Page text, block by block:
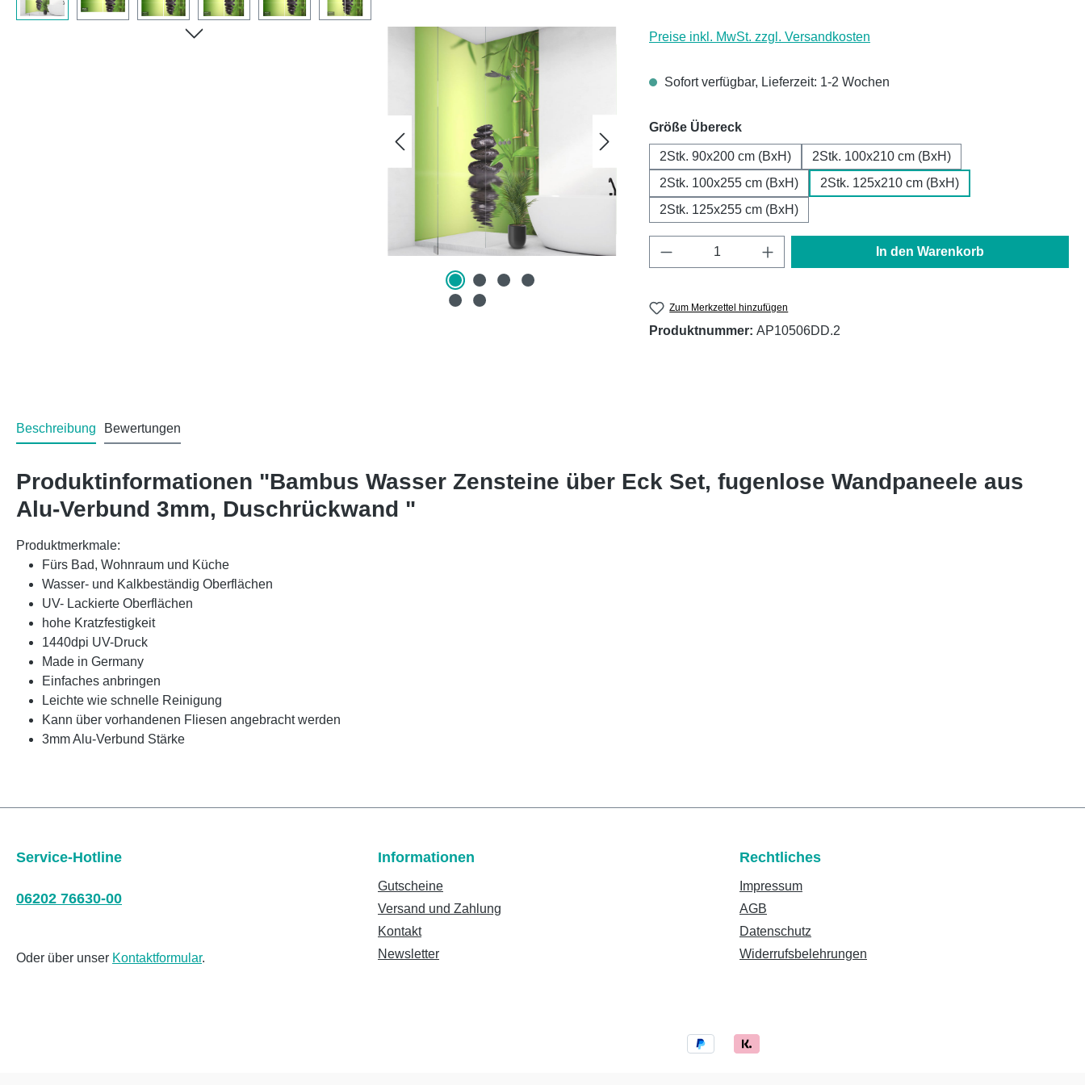
Preise inkl. MwSt. zzgl. Versandkosten
Sofort verfügbar, Lieferzeit: 1-2 Wochen
Größe Übereckauswählen
2Stk. 90x200 cm (BxH)
2Stk. 100x210 cm (BxH)
2Stk. 100x255 cm (BxH)
2Stk. 125x210 cm (BxH)
2Stk. 125x255 cm (BxH)
Produkt Anzahl: Gib den gewünschten Wert ein
In den Warenkorb
Zum Merkzettel hinzufügen
Produktnummer: AP10506DD.2
Beschreibung Bewertungen
Produktinformationen "Bambus Wasser Zensteine über Eck Set, fugenlose Wandpaneele aus
Alu-Verbund 3mm, Duschrückwand "
Produktmerkmale:
Fürs Bad, Wohnraum und Küche
Wasser- und Kalkbeständig Oberflächen
UV- Lackierte Oberflächen
hohe Kratzfestigkeit
1440dpi UV-Druck
Made in Germany
Einfaches anbringen
Leichte wie schnelle Reinigung
Kann über vorhandenen Fliesen angebracht werden
3mm Alu-Verbund Stärke
Service-Hotline
06202 76630-00
Oder über unser Kontaktformular.
Informationen
Gutscheine
Versand und Zahlung
Kontakt
Newsletter
Rechtliches
Impressum
AGB
Datenschutz
Widerrufsbelehrungen